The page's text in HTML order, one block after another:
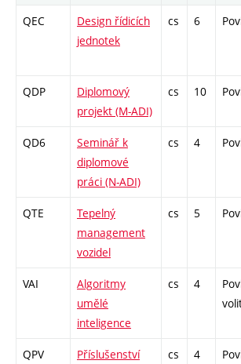
QEC
Design řídicích
jednotek
cs 6
QDP
Diplomový
projekt (M-ADI)
cs 10
QD6
Seminář k
diplomové
práci (N-ADI)
cs 4
QTE
Tepelný
management
vozidel
cs 5
VAI
Algoritmy
umělé
inteligence
cs 4
QPV
Příslušenství
cs 4